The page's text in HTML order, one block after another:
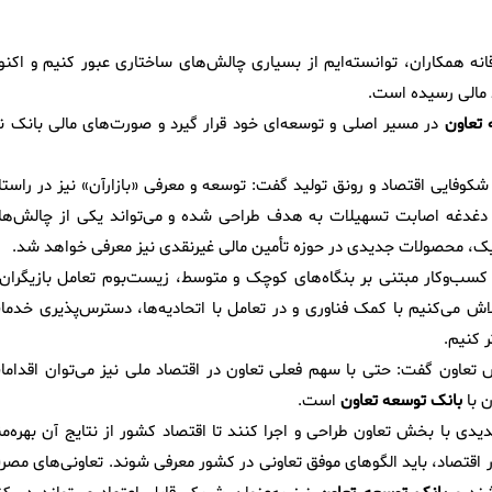
همکاران، توانسته‌ایم از بسیاری چالش‌های ساختاری عبور کنیم و
مالی رسیده است.
تعاون در مسیر اصلی و توسعه‌ای خود قرار گیرد و صورت‌های مالی بانک
اقتصاد و رونق تولید گفت: توسعه و معرفی «بازارآن» نیز در
اصابت تسهیلات به هدف طراحی شده و می‌تواند یکی از
محصولات جدیدی در حوزه تأمین مالی غیرنقدی نیز معرفی خواهد شد.
مبتنی بر بنگاه‌های کوچک و متوسط، زیست‌بوم تعامل
می‌کنیم با کمک فناوری و در تعامل با اتحادیه‌ها، دسترس‌پذیری
کنیم.
گفت: حتی با سهم فعلی تعاون در اقتصاد ملی نیز می‌توان
با بانک توسعه تعاون است.
با بخش تعاون طراحی و اجرا کنند تا اقتصاد کشور از نتایج آن
باید الگوهای موفق تعاونی در کشور معرفی شوند. تعاونی‌های